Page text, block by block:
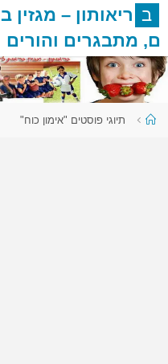
דלגו
לתוכן
ב ריאותון – מגזין ב
ם, מתבגרים והורים
עמוד תיוגי פוסטים "אימון כוח"